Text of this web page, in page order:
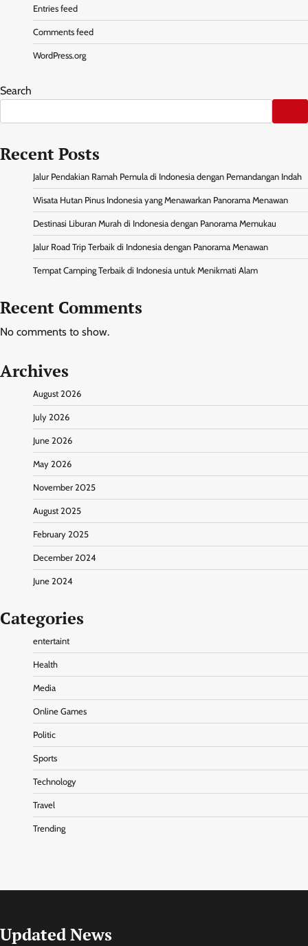
Entries feed
Comments feed
WordPress.org
Search
Recent Posts
Jalur Pendakian Ramah Pemula di Indonesia dengan Pemandangan Indah
Wisata Hutan Pinus Indonesia yang Menawarkan Panorama Menawan
Destinasi Liburan Murah di Indonesia dengan Panorama Memukau
Jalur Road Trip Terbaik di Indonesia dengan Panorama Menawan
Tempat Camping Terbaik di Indonesia untuk Menikmati Alam
Recent Comments
No comments to show.
Archives
August 2026
July 2026
June 2026
May 2026
November 2025
August 2025
February 2025
December 2024
June 2024
Categories
entertaint
Health
Media
Online Games
Politic
Sports
Technology
Travel
Trending
Updated News